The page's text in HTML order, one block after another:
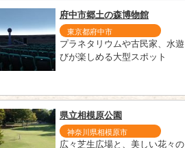
府中市郷土の森博物館
東京都府中市
プラネタリウムや古民家、水遊
びが楽しめる大型スポット
県立相模原公園
神奈川県相模原市
広々芝生広場と、美しい花々の